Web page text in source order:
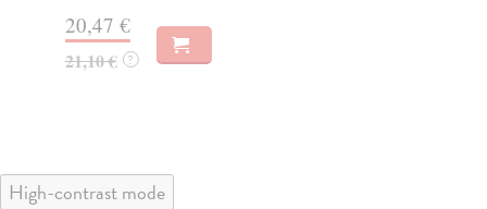
20,47 €
21,10 € ?
High-contrast mode